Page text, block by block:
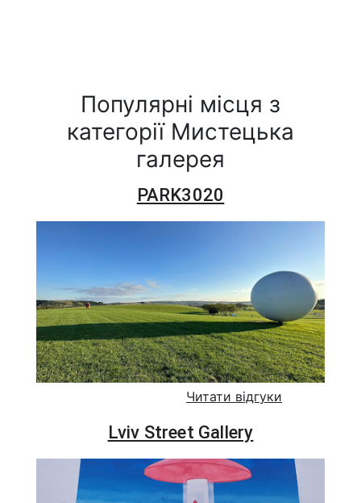
Популярні місця з
категорії Мистецька
галерея
PARK3020
Читати відгуки
Lviv Street Gallery